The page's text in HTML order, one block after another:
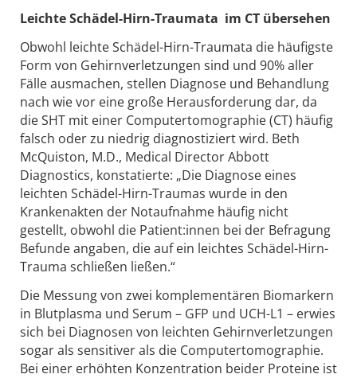
Leichte Schädel-Hirn-Traumata im CT übersehen
Obwohl leichte Schädel-Hirn-Traumata die häufigste
Form von Gehirnverletzungen sind und 90% aller
Fälle ausmachen, stellen Diagnose und Behandlung
nach wie vor eine große Herausforderung dar, da
die SHT mit einer Computertomographie (CT) häufig
falsch oder zu niedrig diagnostiziert wird. Beth
McQuiston, M.D., Medical Director Abbott
Diagnostics, konstatierte: „Die Diagnose eines
leichten Schädel-Hirn-Traumas wurde in den
Krankenakten der Notaufnahme häufig nicht
gestellt, obwohl die Patient:innen bei der Befragung
Befunde angaben, die auf ein leichtes Schädel-Hirn-
Trauma schließen ließen.“
Die Messung von zwei komplementären Biomarkern
in Blutplasma und Serum – GFP und UCH-L1 – erwies
sich bei Diagnosen von leichten Gehirnverletzungen
sogar als sensitiver als die Computertomographie.
Bei einer erhöhten Konzentration beider Proteine ist